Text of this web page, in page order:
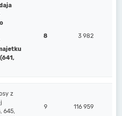
8 3 982
z
645,
9 116 959